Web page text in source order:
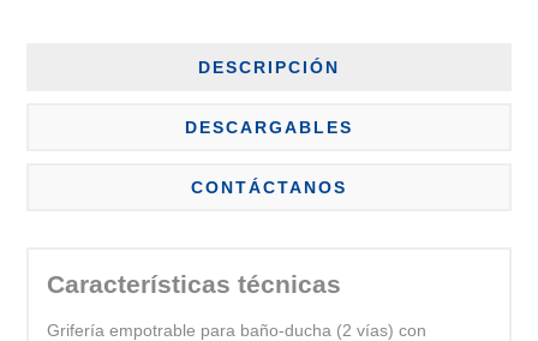
DESCRIPCIÓN
DESCARGABLES
CONTÁCTANOS
Características técnicas
Grifería empotrable para baño-ducha (2 vías) con